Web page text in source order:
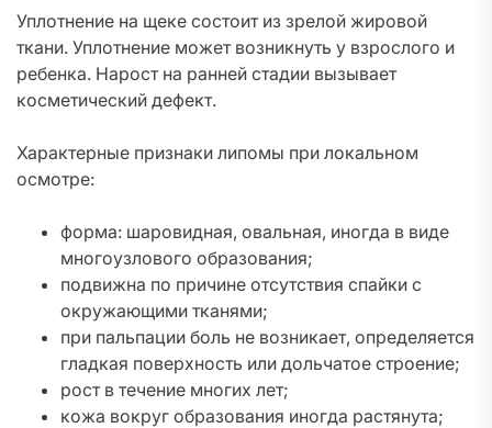
Уплотнение на щеке состоит из зрелой жировой
ткани. Уплотнение может возникнуть у взрослого и
ребенка. Нарост на ранней стадии вызывает
косметический дефект.
Характерные признаки липомы при локальном
осмотре:
форма: шаровидная, овальная, иногда в виде
многоузлового образования;
подвижна по причине отсутствия спайки с
окружающими тканями;
при пальпации боль не возникает, определяется
гладкая поверхность или дольчатое строение;
рост в течение многих лет;
кожа вокруг образования иногда растянута;